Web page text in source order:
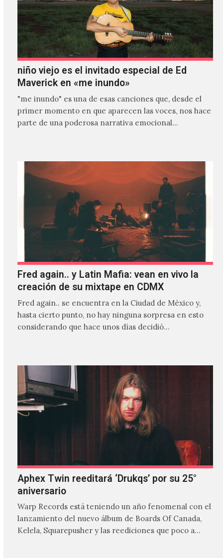
niño viejo es el invitado especial de Ed
Maverick en «me inundo»
"me inundo" es una de esas canciones que, desde el
primer momento en que aparecen las voces, nos hace
parte de una poderosa narrativa emocional…
Fred again.. y Latin Mafia: vean en vivo la
creación de su mixtape en CDMX
Fred again.. se encuentra en la Ciudad de México y,
hasta cierto punto, no hay ninguna sorpresa en esto
considerando que hace unos días decidió…
Aphex Twin reeditará ‘Drukqs’ por su 25°
aniversario
Warp Records está teniendo un año fenomenal con el
lanzamiento del nuevo álbum de Boards Of Canada,
Kelela, Squarepusher y las reediciones que poco a…